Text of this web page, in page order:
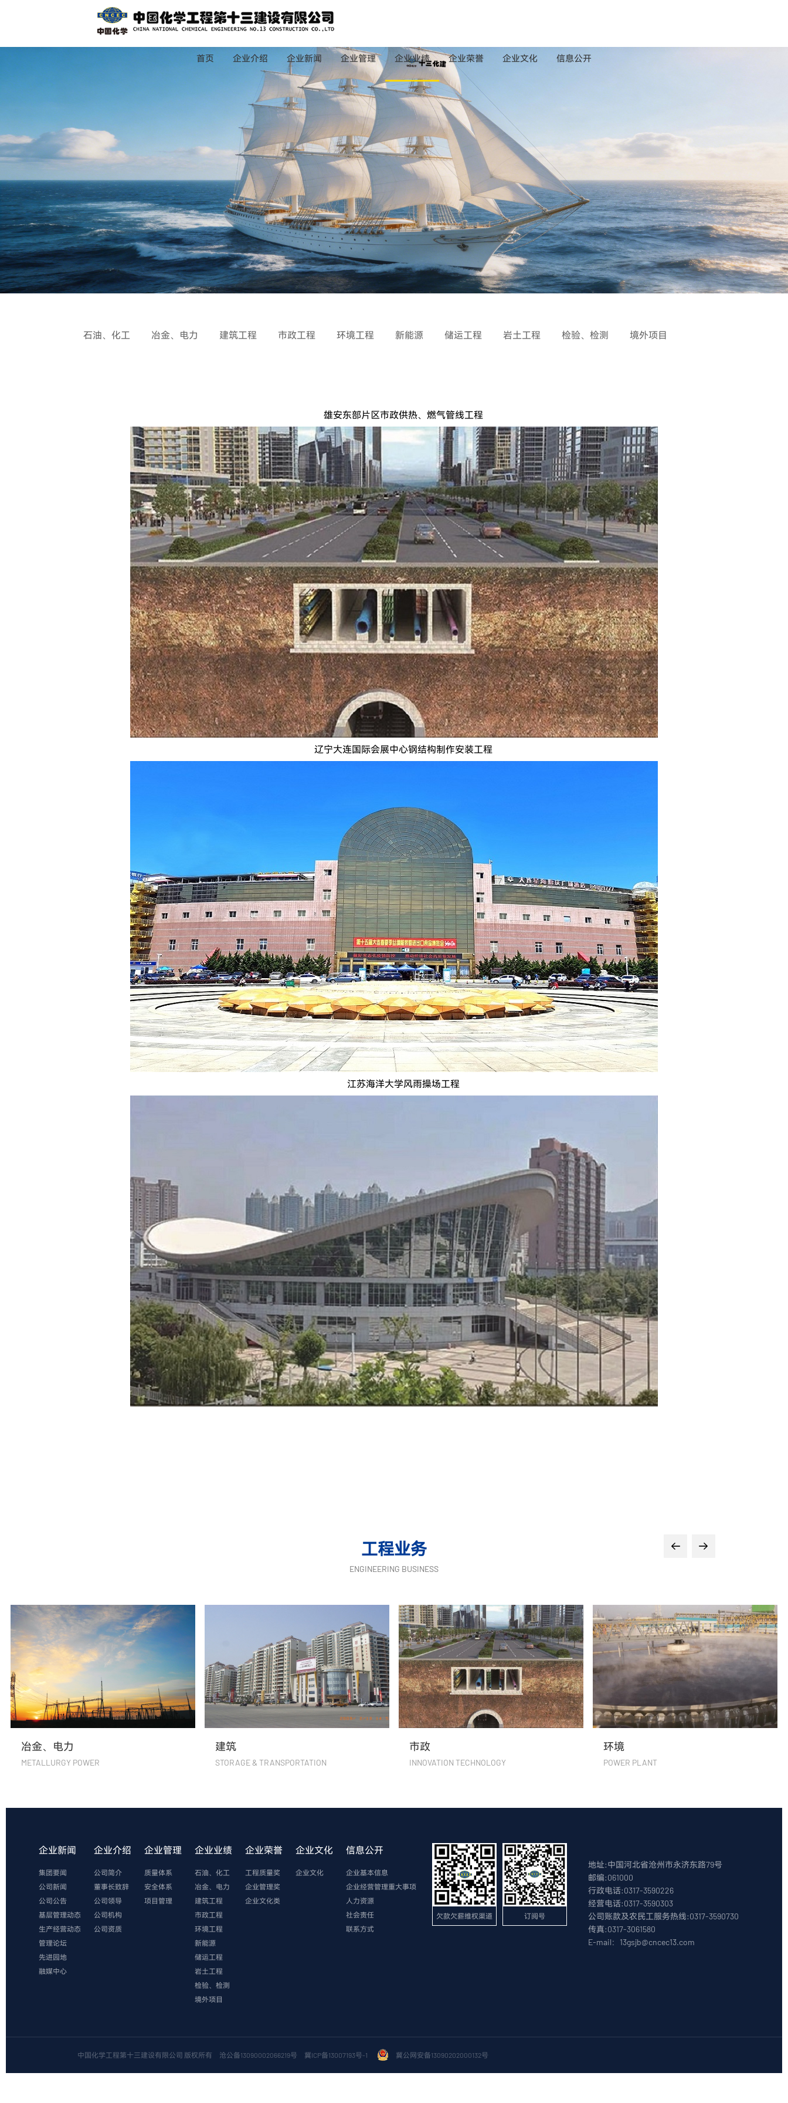
首页 企业介绍 企业新闻 企业管理 企业业绩 企业荣誉 企业文化 信息公开
石油、化工 冶金、电力 建筑工程 市政工程 环境工程 新能源 储运工程 岩土工程 检验、检测 境外项目
雄安东部片区市政供热、燃气管线工程
辽宁大连国际会展中心钢结构制作安装工程
江苏海洋大学风雨操场工程
工程业务
ENGINEERING BUSINESS
冶金、电力
METALLURGY POWER
建筑
STORAGE & TRANSPORTATION
市政
INNOVATION TECHNOLOGY
环境
POWER PLANT
企业新闻
集团要闻
公司新闻
公司公告
基层管理动态
生产经营动态
管理论坛
先进园地
融媒中心
企业介绍
公司简介
董事长致辞
公司领导
公司机构
公司资质
企业管理
质量体系
安全体系
项目管理
企业业绩
石油、化工
冶金、电力
建筑工程
市政工程
环境工程
新能源
储运工程
岩土工程
检验、检测
境外项目
企业荣誉
工程质量奖
企业管理奖
企业文化类
企业文化
企业文化
信息公开
企业基本信息
企业经营管理重大事项
人力资源
社会责任
联系方式
欠款欠薪维权渠道 订阅号
地址:中国河北省沧州市永济东路79号
邮编:061000
行政电话:0317-3590226
经营电话:0317-3590303
公司账款及农民工服务热线:0317-3590730
传真:0317-3061580
E-mail：13gsjb@cncec13.com
中国化学工程第十三建设有限公司 版权所有 沧公备13090002066219号 冀ICP备13007193号-1 冀公网安备13090202000132号